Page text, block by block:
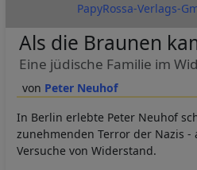
PapyRossa-Verlags-
Peter Neuhof
Als die Braunen
Eine jüdische Familie im
In Berlin erlebte Peter Neuhof
zunehmenden Terror der Nazis
Versuche von Widerstand.